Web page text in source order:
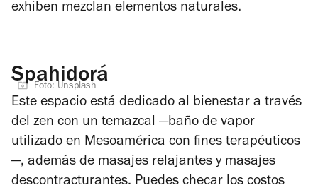
exhiben mezclan elementos naturales.
Spahidorá
Foto: Unsplash
Este espacio está dedicado al bienestar a través
del zen con un temazcal —baño de vapor
utilizado en Mesoamérica con fines terapéuticos
—, además de masajes relajantes y masajes
descontracturantes. Puedes checar los costos